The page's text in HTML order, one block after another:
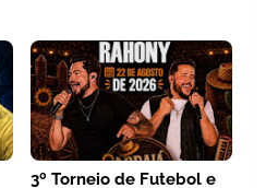
3º Torneio de Futebol e